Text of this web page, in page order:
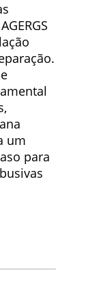
um
para